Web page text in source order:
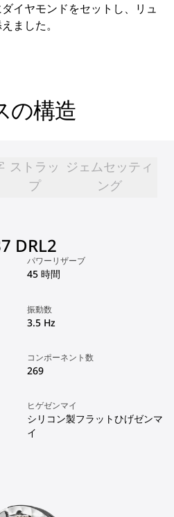
イヤモンドをセットし、リュ
ました。
の構造
ストラッ
プ
ジェムセッティ
ング
DRL2
パワーリザーブ
45 時間
振動数
3.5 Hz
コンポーネント数
269
ヒゲゼンマイ
シリコン製フラットひげゼンマ
イ